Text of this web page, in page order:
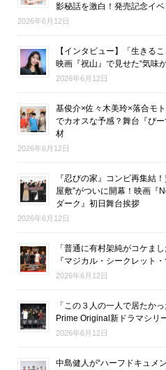
影秘話を激白！発売記念イ
2026年6月12日
【インタビュー】「生きる
映画『祝山』で見せた“気味
2026年6月12日
基俊介×佐々木美玲×落合モ
でカオスな予感？舞台『ぴ
材
2026年6月12日
『忍びの家』コンビ再集結
屋敷”がついに開幕！映画『
ダーク』初日舞台挨拶
2026年6月12日
「普通に有村架純がコケま
『マジカル・シークレット
2026年6月12日
「この３人の一人で居たか
Prime Original新ドラマシリ
2026年6月12日
中島健人が“ハーフドキュメ